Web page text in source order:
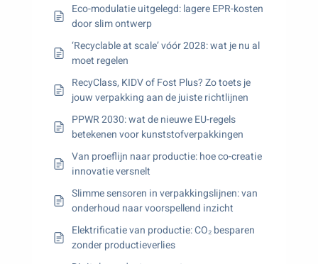
Eco-modulatie uitgelegd: lagere EPR-kosten
door slim ontwerp
‘Recyclable at scale’ vóór 2028: wat je nu al
moet regelen
RecyClass, KIDV of Fost Plus? Zo toets je
jouw verpakking aan de juiste richtlijnen
PPWR 2030: wat de nieuwe EU-regels
betekenen voor kunststofverpakkingen
Van proeflijn naar productie: hoe co-creatie
innovatie versnelt
Slimme sensoren in verpakkingslijnen: van
onderhoud naar voorspellend inzicht
Elektrificatie van productie: CO₂ besparen
zonder productieverlies